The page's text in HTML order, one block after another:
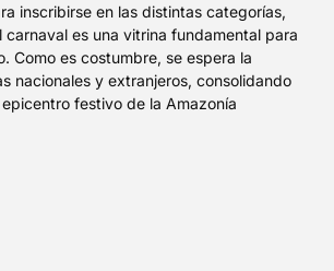
inscribirse en las distintas categorías,
carnaval es una vitrina fundamental para
Como es costumbre, se espera la
nacionales y extranjeros, consolidando
festivo de la Amazonía